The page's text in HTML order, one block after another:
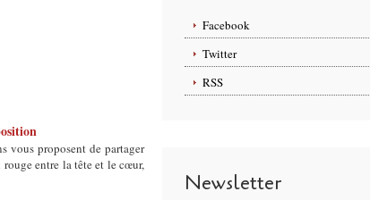
vous proposent de partager
entre la tête et le cœur,
Facebook
Twitter
RSS
Newsletter